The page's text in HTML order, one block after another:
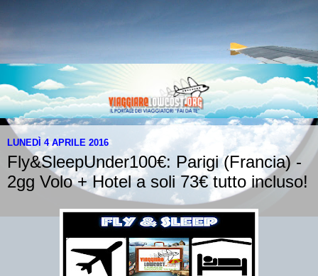
LUNEDÌ 4 APRILE 2016
Fly&SleepUnder100€: Parigi (Francia) -
2gg Volo + Hotel a soli 73€ tutto incluso!